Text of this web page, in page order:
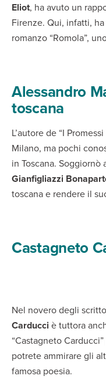
Eliot, ha avuto un
Firenze. Qui, infatti,
romanzo “Romola”,
Alessandro
toscana
L’autore de “I
Milano, ma pochi
in Toscana.
Gianfigliazzi
toscana e rendere il
Castagneto
Nel novero degli
Carducci è tuttora
“Castagneto
potrete ammirare gli
famosa poesia.